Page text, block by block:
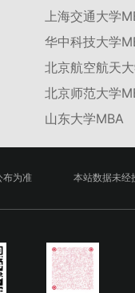
撑。（三）支持
科研基金，举办
创新实践。近年
方面取得一系列
上海交通大学
华中科技大学
北京航空航天
北京师范大学
山东大学MBA
布为准 本站数据未经